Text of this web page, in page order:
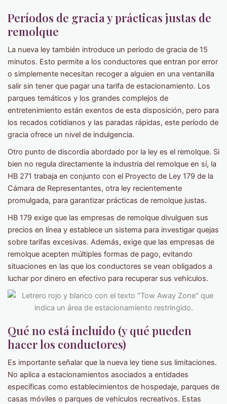
Períodos de gracia y prácticas justas de
remolque
La nueva ley también introduce un período de gracia de 15
minutos. Esto permite a los conductores que entran por error
o simplemente necesitan recoger a alguien en una ventanilla
salir sin tener que pagar una tarifa de estacionamiento. Los
parques temáticos y los grandes complejos de
entretenimiento están exentos de esta disposición, pero para
los recados cotidianos y las paradas rápidas, este período de
gracia ofrece un nivel de indulgencia.
Otro punto de discordia abordado por la ley es el remolque. Si
bien no regula directamente la industria del remolque en sí, la
HB 271 trabaja en conjunto con el Proyecto de Ley 179 de la
Cámara de Representantes, otra ley recientemente
promulgada, para garantizar prácticas de remolque justas.
HB 179 exige que las empresas de remolque divulguen sus
precios en línea y establece un sistema para investigar quejas
sobre tarifas excesivas. Además, exige que las empresas de
remolque acepten múltiples formas de pago, evitando
situaciones en las que los conductores se vean obligados a
luchar por dinero en efectivo para recuperar sus vehículos.
Qué no está incluido (y qué pueden
hacer los conductores)
Es importante señalar que la nueva ley tiene sus limitaciones.
No aplica a estacionamientos asociados a entidades
específicas como establecimientos de hospedaje, parques de
casas móviles o parques de vehículos recreativos. Estas